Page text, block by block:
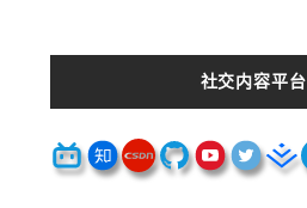
社交内容平台